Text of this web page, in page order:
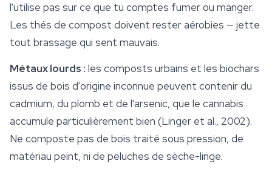
l'utilise pas sur ce que tu comptes fumer ou manger.
Les thés de compost doivent rester aérobies — jette
tout brassage qui sent mauvais.
Métaux lourds : les composts urbains et les biochars
issus de bois d'origine inconnue peuvent contenir du
cadmium, du plomb et de l'arsenic, que le cannabis
accumule particulièrement bien (Linger et al., 2002).
Ne composte pas de bois traité sous pression, de
matériau peint, ni de peluches de sèche-linge.